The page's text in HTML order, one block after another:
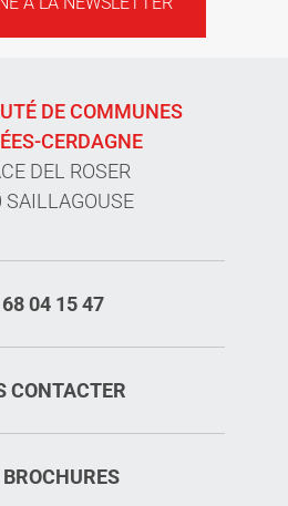
DE COMMUNES
CERDAGNE
DEL ROSER
04 15 47
CONTACTER